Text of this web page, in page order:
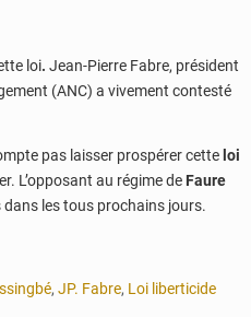
loi. Jean-Pierre Fabre, président
(ANC) a vivement contesté
pas laisser prospérer cette loi
L’opposant au régime de Faure
les tous prochains jours.
, JP. Fabre, Loi liberticide